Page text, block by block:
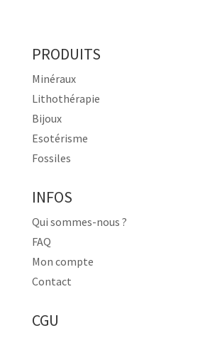
PRODUITS
Minéraux
Lithothérapie
Bijoux
Esotérisme
Fossiles
INFOS
Qui sommes-nous ?
FAQ
Mon compte
Contact
CGU